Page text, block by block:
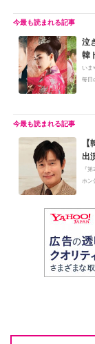
泣
韓
いま
毎日
出
『
ホン